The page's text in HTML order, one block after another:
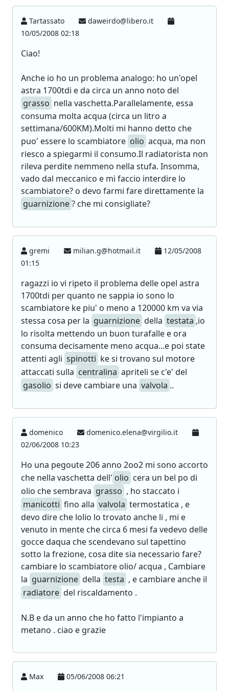
Tartassato
daweirdo@libero.it
10/05/2008 02:18
Ciao!
Anche io ho un problema analogo: ho un'opel
astra 1700tdi e da circa un anno noto del
grasso nella vaschetta.Parallelamente, essa
consuma molta acqua (circa un litro a
settimana/600KM).Molti mi hanno detto che
puo' essere lo scambiatore olio acqua, ma non
riesco a spiegarmi il consumo.Il radiatorista non
rileva perdite nemmeno nella stufa. Insomma,
vado dal meccanico e mi faccio interdire lo
scambiatore? o devo farmi fare direttamente la
guarnizione? che mi consigliate?
gremi milian.g@hotmail.it
12/05/2008
01:15
ragazzi io vi ripeto il problema delle opel astra
1700tdi per quanto ne sappia io sono lo
scambiatore ke piu' o meno a 120000 km va via
stessa cosa per la guarnizione della testata ,io
lo risolta mettendo un buon turafalle e ora
consuma decisamente meno acqua...e poi state
attenti agli spinotti ke si trovano sul motore
attaccati sulla centralina apriteli se c'e' del
gasolio si deve cambiare una valvola ..
domenico
domenico.elena@virgilio.it
02/06/2008 10:23
Ho una pegoute 206 anno 2oo2 mi sono accorto
che nella vaschetta dell' olio cera un bel po di
olio che sembrava grasso , ho staccato i
manicotti fino alla valvola termostatica , e
devo dire che lolio lo trovato anche li , mi e
venuto in mente che circa 6 mesi fa vedevo delle
gocce daqua che scendevano sul tapettino
sotto la frezione, cosa dite sia necessario fare?
cambiare lo scambiatore olio/ acqua , Cambiare
la guarnizione della testa , e cambiare anche il
radiatore del riscaldamento .
N.B e da un anno che ho fatto l'impianto a
metano . ciao e grazie
Max 05/06/2008 06:21